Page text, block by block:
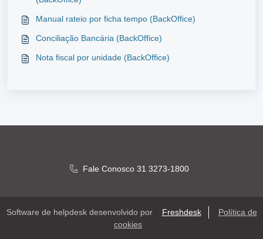
Manual rateio por ficha tempo (BackOffice)
Conciliação Bancária (BackOffice)
Nota fiscal por unidade (BackOffice)
Fale Conosco 31 3273-1800
Software de helpdesk desenvolvido por Freshdesk
Política de
cookies